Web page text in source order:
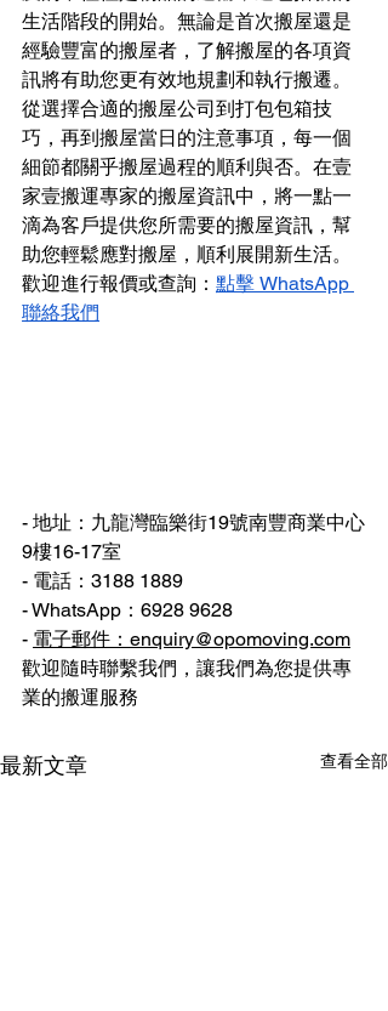
生活階段的開始。無論是首次搬屋還是
經驗豐富的搬屋者，了解搬屋的各項資
訊將有助您更有效地規劃和執行搬遷。
從選擇合適的搬屋公司到打包包箱技
巧，再到搬屋當日的注意事項，每一個
細節都關乎搬屋過程的順利與否。在壹
家壹搬運專家的搬屋資訊中，將一點一
滴為客戶提供您所需要的搬屋資訊，幫
助您輕鬆應對搬屋，順利展開新生活。
歡迎進行報價或查詢： 點擊 WhatsApp
聯絡我們
- 地址：九龍灣臨樂街19號南豐商業中心
9樓16-17室
- 電話：3188 1889
- WhatsApp：6928 9628
- 電子郵件：enquiry@opomoving.com
歡迎隨時聯繫我們，讓我們為您提供專
業的搬運服務
最新文章 查看全部